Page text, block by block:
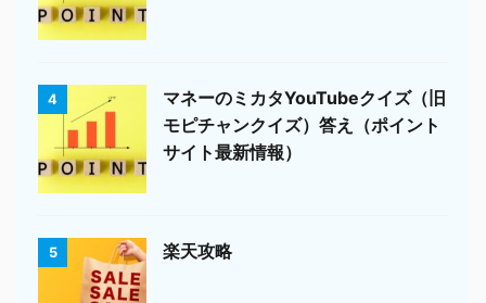
4
マネーのミカタYouTubeクイズ（旧
モピチャンクイズ）答え（ポイント
サイト最新情報）
5 楽天攻略